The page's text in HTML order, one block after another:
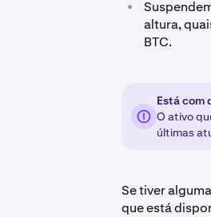
•
altura,
BTC.
Está com
O ativo
últimas
Se tiver
que está